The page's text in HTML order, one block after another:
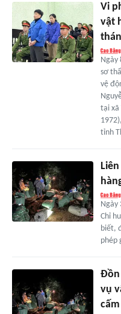
Vi
vật
Ngày
sơ
vệ
tại xã
tỉnh
Ngày
Chỉ
biết,
phép
Đồn
vụ
cấm